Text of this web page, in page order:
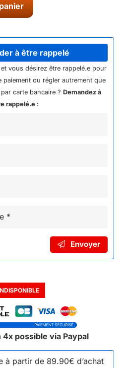
à être rappelé
vous désirez être rappelé.e pour
paiement ou régler autrement que
carte bancaire ? Demandez à
rappelé.e :
*
Envoyer
4x possible via Paypal
à partir de 89.90€ d’achat